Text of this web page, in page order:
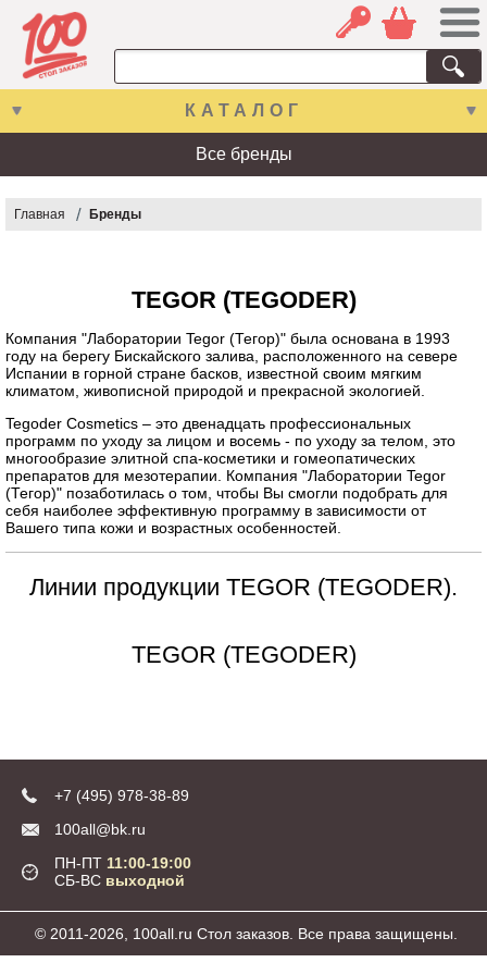
КАТАЛОГ
Все бренды
Главная Бренды
TEGOR (TEGODER)
Компания "Лаборатории Tegor (Тегор)" была основана в 1993
году на берегу Бискайского залива, расположенного на севере
Испании в горной стране басков, известной своим мягким
климатом, живописной природой и прекрасной экологией.
Tegoder Cosmetics – это двенадцать профессиональных
программ по уходу за лицом и восемь - по уходу за телом, это
многообразие элитной спа-косметики и гомеопатических
препаратов для мезотерапии. Компания "Лаборатории Tegor
(Тегор)" позаботилась о том, чтобы Вы смогли подобрать для
себя наиболее эффективную программу в зависимости от
Вашего типа кожи и возрастных особенностей.
Линии продукции TEGOR (TEGODER).
TEGOR (TEGODER)
+7 (495) 978-38-89
100all@bk.ru
ПН-ПТ 11:00-19:00
СБ-ВС выходной
© 2011-2026, 100all.ru Стол заказов. Все права защищены.